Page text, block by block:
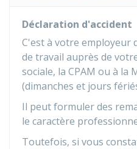
Déclaration d'accident
C'est à votre employeur
de travail auprès de
sociale, la CPAM ou à la
(dimanches et jours
Il peut formuler des
le caractère
Toutefois, si vous